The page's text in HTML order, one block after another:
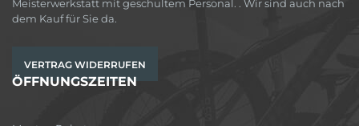
Meisterwerkstatt mit geschultem Personal. . Wir sind auch nach
dem Kauf für Sie da.
VERTRAG WIDERRUFEN
ÖFFNUNGSZEITEN